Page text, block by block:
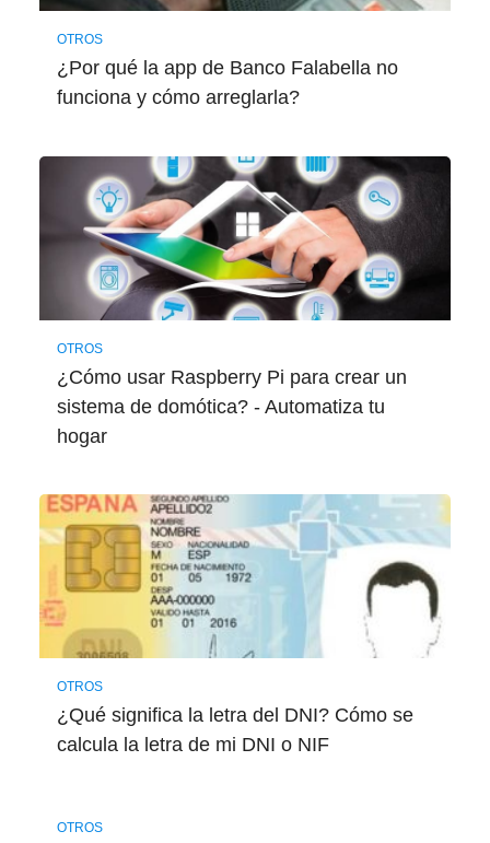
OTROS
¿Por qué la app de Banco Falabella no
funciona y cómo arreglarla?
OTROS
¿Cómo usar Raspberry Pi para crear un
sistema de domótica? - Automatiza tu
hogar
OTROS
¿Qué significa la letra del DNI? Cómo se
calcula la letra de mi DNI o NIF
OTROS